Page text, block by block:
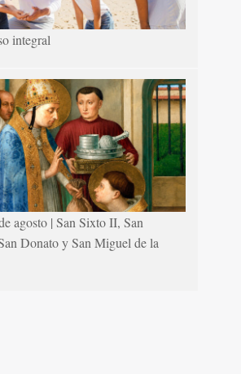
integral
agosto | San Sixto II, San
Donato y San Miguel de la